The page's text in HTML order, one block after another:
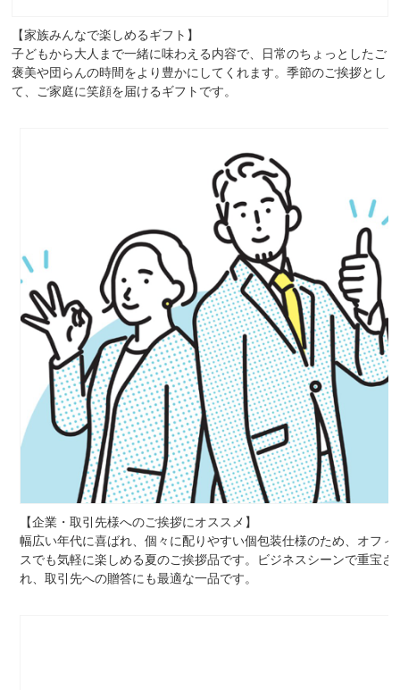
【家族みんなで楽しめるギフト】
子どもから大人まで一緒に味わえる内容で、日常のちょっとしたご
褒美や団らんの時間をより豊かにしてくれます。季節のご挨拶とし
て、ご家庭に笑顔を届けるギフトです。
【企業・取引先様へのご挨拶にオススメ】
幅広い年代に喜ばれ、個々に配りやすい個包装仕様のため、オフィ
スでも気軽に楽しめる夏のご挨拶品です。ビジネスシーンで重宝さ
れ、取引先への贈答にも最適な一品です。